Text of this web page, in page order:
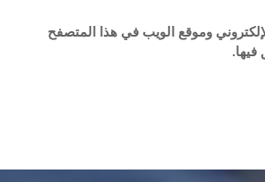
وموقع الويب في هذا المتصفح
فيها.